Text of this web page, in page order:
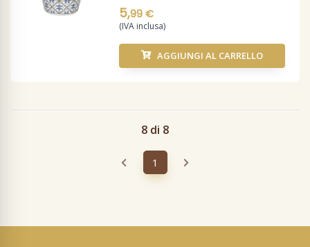
5,99 €
(IVA inclusa)
AGGIUNGI AL CARRELLO
8 di 8
1